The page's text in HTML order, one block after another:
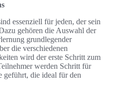
essenziell für jeden, der sein
gehören die Auswahl der
grundlegender
die verschiedenen
wird der erste Schritt zum
werden Schritt für
geführt, die ideal für den